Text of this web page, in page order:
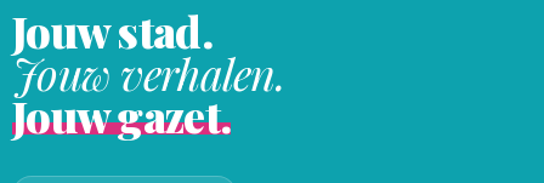
Jouw stad.
Jouw verhalen.
Jouw gazet.